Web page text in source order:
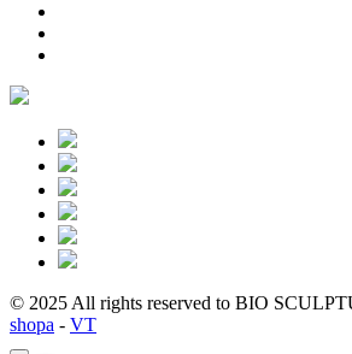
© 2025 All rights reserved to BIO
shopa - VT